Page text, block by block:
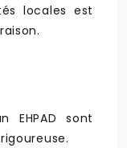
locales est
EHPAD sont